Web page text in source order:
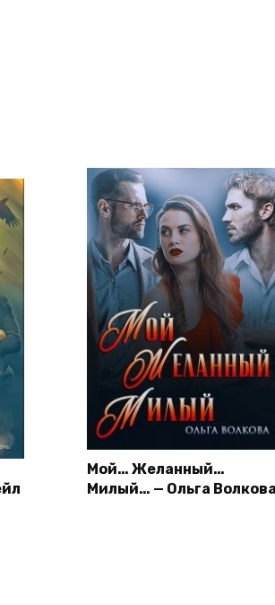
Мой… Желанный…
Милый… — Ольга Волкова